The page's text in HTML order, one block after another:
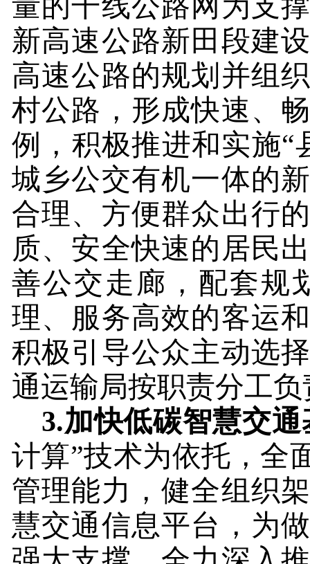
新高速公路新田段建
高速公路的规划并组
村公路，形成快速、
例，积极推进和实施“
城乡公交有机一体的
合理、方便群众出行
质、安全快速的居民
善公交走廊，配套规
理、服务高效的客运
积极引导公众主动选
通运输局按职责分工负
3.加快低碳智慧交
计算”技术为依托，全
管理能力，健全组织
慧交通信息平台，为